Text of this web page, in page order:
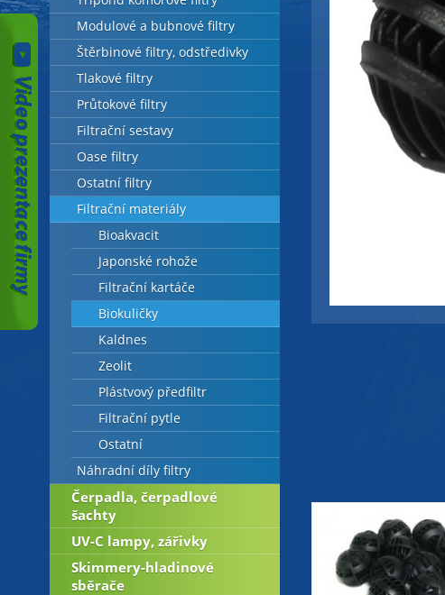
Modulové a bubnové filtry
Štěrbinové filtry, odstředivky
Tlakové filtry
Průtokové filtry
Filtrační sestavy
Oase filtry
Ostatní filtry
Filtrační materiály
Bioakvacit
Japonské rohože
Filtrační kartáče
Biokuličky
Kaldnes
Zeolit
Plástvový předfiltr
Filtrační pytle
Ostatní
Náhradní díly filtry
Čerpadla, čerpadlové
šachty
UV-C lampy, zářivky
Skimmery-hladinové
sběrače